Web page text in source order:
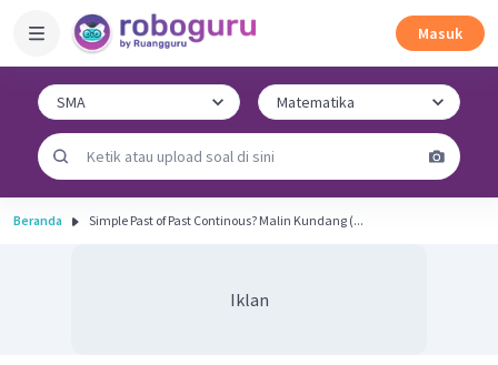
Masuk
Beranda Simple Past of Past Continous? Malin Kundang (...
Iklan